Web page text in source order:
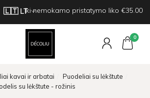
Iki nemokamo pristatymo liko €35.00
0
kavai ir arbatai
Puodeliai su lėkštute
su lėkštute - rožinis